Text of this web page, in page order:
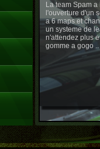
La team Spam
l'ouverture d'un
a 6 maps et
un systeme de
n'attendez plus
gomme a gogo ..